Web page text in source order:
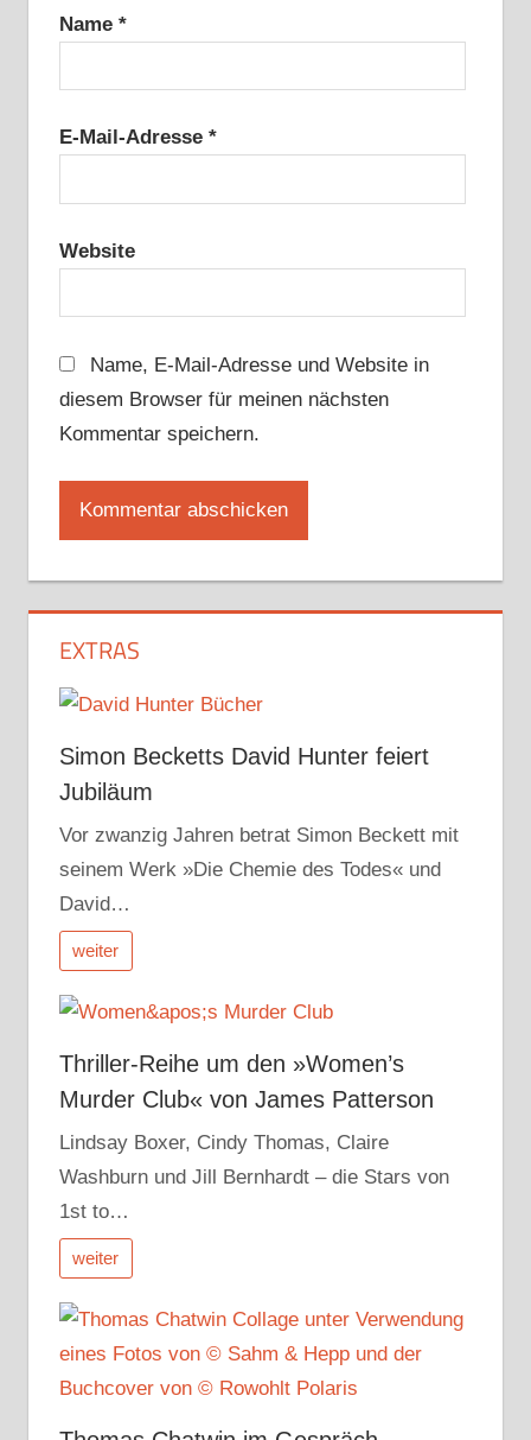
Name *
E-Mail-Adresse *
Website
Name, E-Mail-Adresse und Website in
diesem Browser für meinen nächsten
Kommentar speichern.
EXTRAS
Simon Becketts David Hunter feiert
Jubiläum
Vor zwanzig Jahren betrat Simon Beckett mit
seinem Werk »Die Chemie des Todes« und
David…
weiter
Thriller-Reihe um den »Women’s
Murder Club« von James Patterson
Lindsay Boxer, Cindy Thomas, Claire
Washburn und Jill Bernhardt – die Stars von
1st to…
weiter